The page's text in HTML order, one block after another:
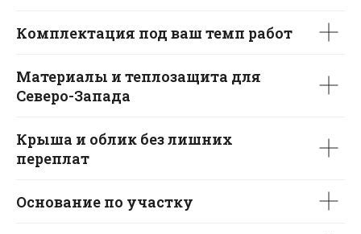
Комплектация под ваш темп работ
Материалы и теплозащита для
Северо-Запада
Крыша и облик без лишних
переплат
Основание по участку
Добро пожаловать
Коммерческое
Одноэтажные Строим сейчас